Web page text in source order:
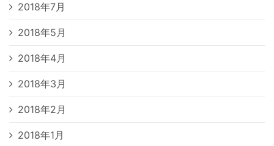
2018年7月
2018年5月
2018年4月
2018年3月
2018年2月
2018年1月